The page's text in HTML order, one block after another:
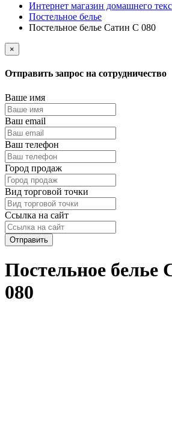
Интернет магазин домашнего
Постельное белье
Постельное белье Сатин С 080
×
Отправить запрос на сотрудничество
Ваше имя
Ваш email
Ваш телефон
Город продаж
Вид торговой точки
Ссылка на сайт
Отправить
Постельное белье
080